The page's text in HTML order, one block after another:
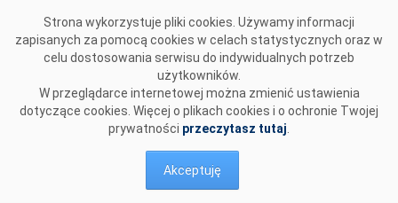
Strona wykorzystuje pliki cookies. Używamy informacji
zapisanych za pomocą cookies w celach statystycznych oraz w
celu dostosowania serwisu do indywidualnych potrzeb
użytkowników.
W przeglądarce internetowej można zmienić ustawienia
dotyczące cookies. Więcej o plikach cookies i o ochronie Twojej
prywatności przeczytasz tutaj
Akceptuję